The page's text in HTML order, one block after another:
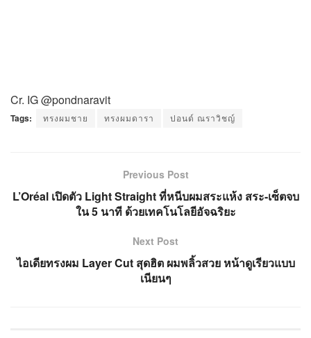
Cr. IG @pondnaravit
Tags: ทรงผมชาย ทรงผมดารา ปอนด์ ณราวิชญ์
Previous Post
L’Oréal เปิดตัว Light Straight ที่หนีบผมสระแห้ง สระ-เซ็ตจบ
ใน 5 นาที ด้วยเทคโนโลยีอัจฉริยะ
Next Post
ไอเดียทรงผม Layer Cut สุดฮิต ผมพลิ้วสวย หน้าดูเรียวแบบ
เนียนๆ